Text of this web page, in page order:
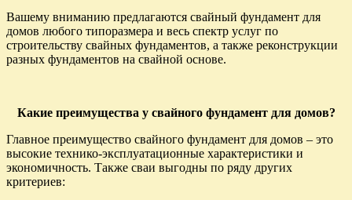
Вашему вниманию предлагаются свайный фундамент для
домов любого типоразмера и весь спектр услуг по
строительству свайных фундаментов, а также реконструкции
разных фундаментов на свайной основе.
Какие преимущества у свайного фундамент для домов?
Главное преимущество свайного фундамент для домов – это
высокие технико-эксплуатационные характеристики и
экономичность. Также сваи выгодны по ряду других
критериев: